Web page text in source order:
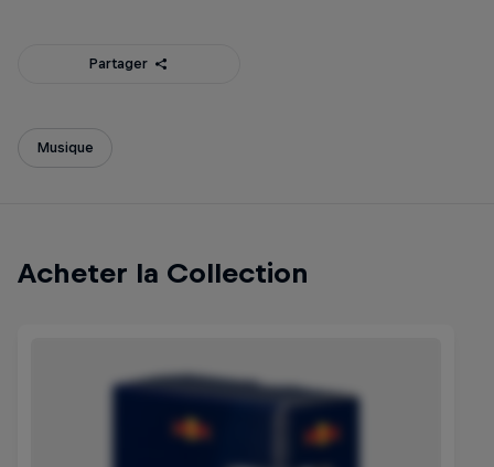
Partager
Musique
Acheter la Collection